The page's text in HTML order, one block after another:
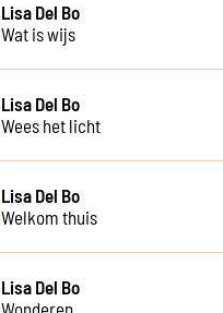
Lisa Del Bo
Wat is wijs
Lisa Del Bo
Wees het licht
Lisa Del Bo
Welkom thuis
Lisa Del Bo